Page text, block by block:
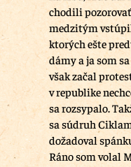
chodili
medzitým
ktorých ešte
dámy a ja som
však začal
v republike
sa rozsypalo.
sa súdruh
dožadoval
Ráno som volal